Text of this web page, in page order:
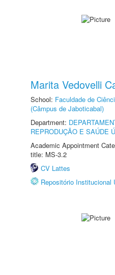
Marita Vedovelli
School: Faculdade de
(Câmpus de Jaboticabal)
Department:
REPRODUÇÃO E SAÚDE
Academic Appointment
title: MS-3.2
CV Lattes
Repositório Institucional